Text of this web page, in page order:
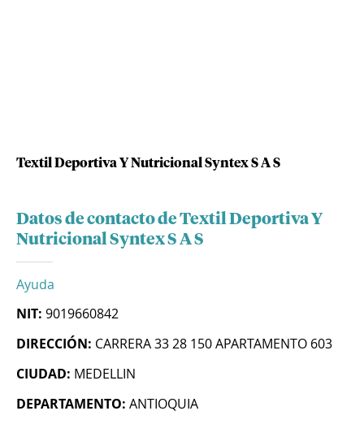
Textil Deportiva Y Nutricional Syntex S A S
Datos de contacto de Textil Deportiva Y
Nutricional Syntex S A S
Ayuda
NIT: 9019660842
DIRECCIÓN: CARRERA 33 28 150 APARTAMENTO 603
CIUDAD: MEDELLIN
DEPARTAMENTO: ANTIOQUIA